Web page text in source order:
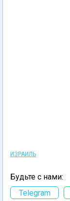
ИЗРАИЛЬ
Будьте с нами:
Telegram